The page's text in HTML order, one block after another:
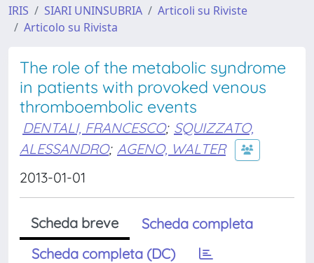
IRIS SIARI UNINSUBRIA
Articoli su Riviste
Articolo su Rivista
The role of the metabolic syndrome
in patients with provoked venous
thromboembolic events
DENTALI, FRANCESCO; SQUIZZATO,
ALESSANDRO; AGENO, WALTER
2013-01-01
Scheda breve
Scheda completa
Scheda completa (DC)